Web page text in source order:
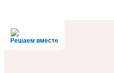
Решаем вместе